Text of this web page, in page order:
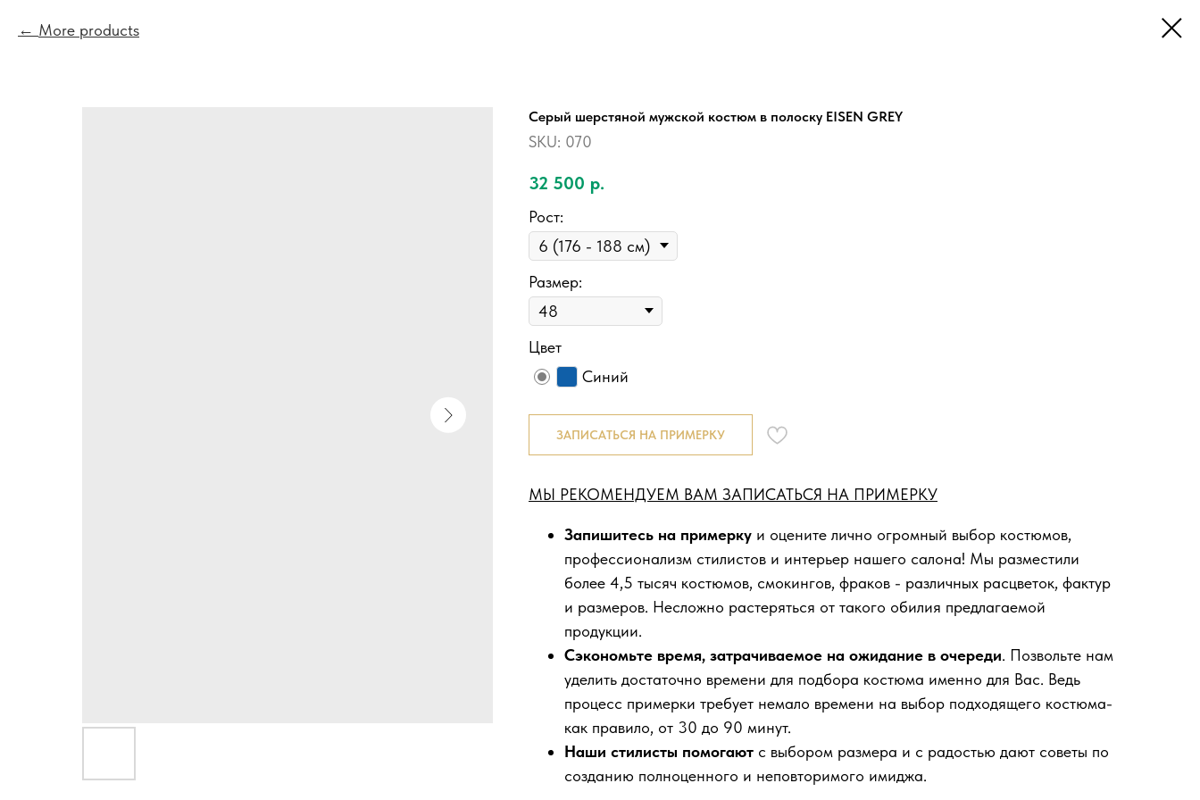
More products
Серый шерстяной мужской костюм в полоску EISEN GREY
SKU: 070
32 500 р.
Рост:
Размер:
Цвет
Синий
ЗАПИСАТЬСЯ НА ПРИМЕРКУ
МЫ РЕКОМЕНДУЕМ ВАМ ЗАПИСАТЬСЯ НА ПРИМЕРКУ
Запишитесь на примерку и оцените лично огромный выбор костюмов,
профессионализм стилистов и интерьер нашего салона! Мы разместили
более 4,5 тысяч костюмов, смокингов, фраков - различных расцветок, фактур
и размеров. Несложно растеряться от такого обилия предлагаемой
продукции.
Сэкономьте время, затрачиваемое на ожидание в очереди. Позвольте нам
уделить достаточно времени для подбора костюма именно для Вас. Ведь
процесс примерки требует немало времени на выбор подходящего костюма-
как правило, от 30 до 90 минут.
Наши стилисты помогают с выбором размера и с радостью дают советы по
созданию полноценного и неповторимого имиджа.